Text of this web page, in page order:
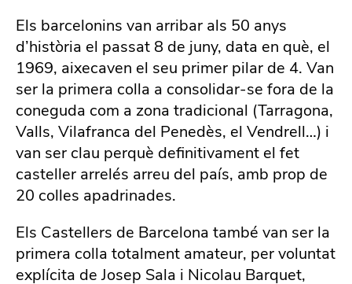
Els barcelonins van arribar als 50 anys
d’història el passat 8 de juny, data en què, el
1969, aixecaven el seu primer pilar de 4. Van
ser la primera colla a consolidar-se fora de la
coneguda com a zona tradicional (Tarragona,
Valls, Vilafranca del Penedès, el Vendrell…) i
van ser clau perquè definitivament el fet
casteller arrelés arreu del país, amb prop de
20 colles apadrinades.
Els Castellers de Barcelona també van ser la
primera colla totalment amateur, per voluntat
explícita de Josep Sala i Nicolau Barquet,